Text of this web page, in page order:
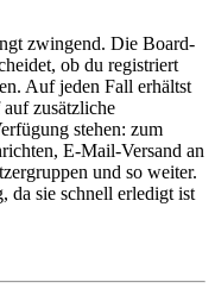
zwingend. Die Board-
ob du registriert
Auf jeden Fall erhältst
zusätzliche
stehen: zum
E-Mail-Versand an
und so weiter.
da sie schnell erledigt ist